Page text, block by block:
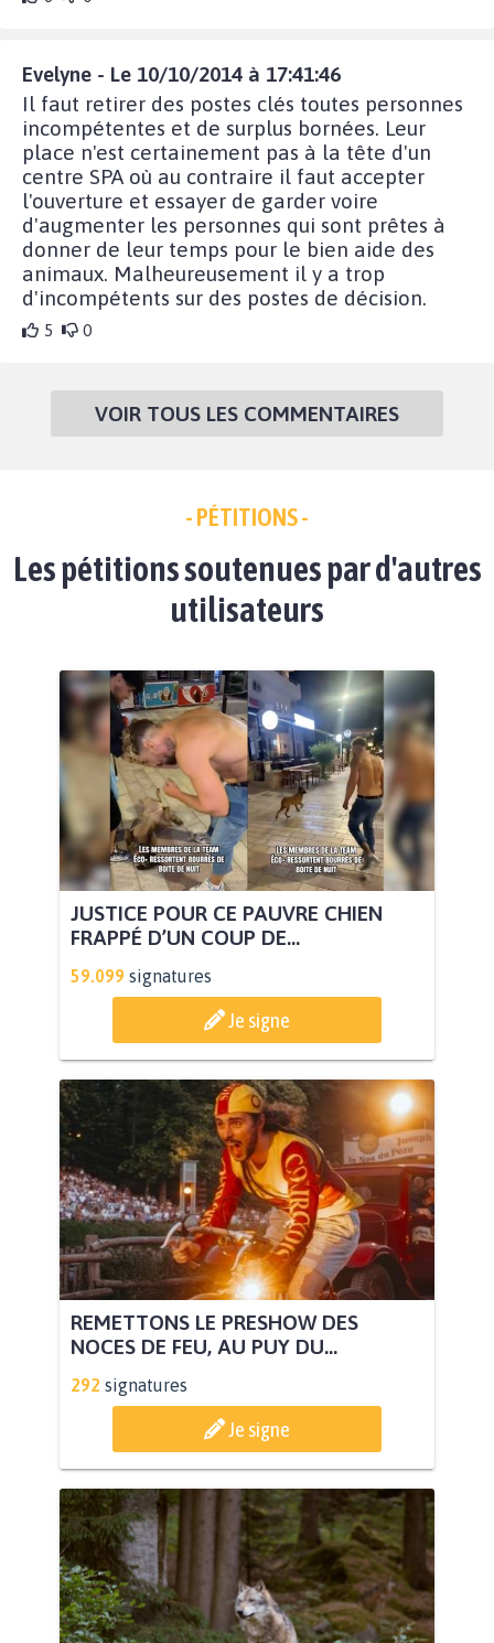
Evelyne - Le 10/10/2014 à 17:41:46
Il faut retirer des postes clés toutes personnes
incompétentes et de surplus bornées. Leur
place n'est certainement pas à la tête d'un
centre SPA où au contraire il faut accepter
l'ouverture et essayer de garder voire
d'augmenter les personnes qui sont prêtes à
donner de leur temps pour le bien aide des
animaux. Malheureusement il y a trop
d'incompétents sur des postes de décision.
5 0
VOIR TOUS LES COMMENTAIRES
- PÉTITIONS -
Les pétitions soutenues par d'autres
utilisateurs
JUSTICE POUR CE PAUVRE CHIEN
FRAPPÉ D’UN COUP DE...
59.099 signatures
Je signe
REMETTONS LE PRESHOW DES
NOCES DE FEU, AU PUY DU...
292 signatures
Je signe